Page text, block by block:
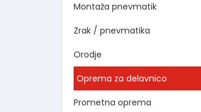
Montaža pnevmatik
Zrak / pnevmatika
Orodje
Oprema za delavnico
Prometna oprema